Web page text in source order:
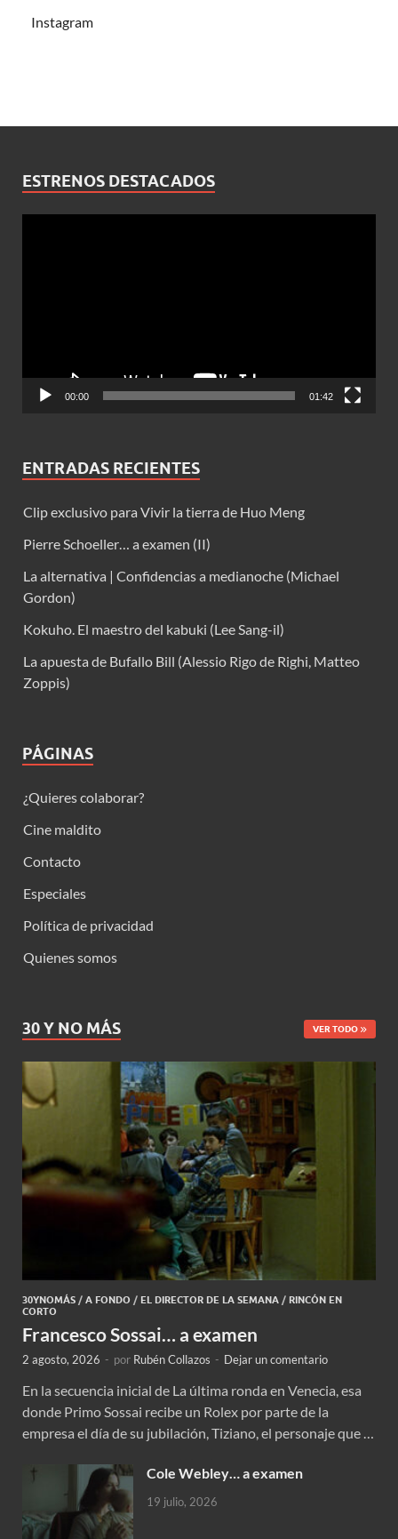
Instagram
ESTRENOS DESTACADOS
00:00 01:42
ENTRADAS RECIENTES
Clip exclusivo para Vivir la tierra de Huo Meng
Pierre Schoeller… a examen (II)
La alternativa | Confidencias a medianoche (Michael
Gordon)
Kokuho. El maestro del kabuki (Lee Sang-il)
La apuesta de Bufallo Bill (Alessio Rigo de Righi, Matteo
Zoppis)
PÁGINAS
¿Quieres colaborar?
Cine maldito
Contacto
Especiales
Política de privacidad
Quienes somos
30 Y NO MÁS VER TODO
30YNOMÁS / A FONDO / EL DIRECTOR DE LA SEMANA / RINCÓN EN
CORTO
Francesco Sossai… a examen
2 agosto, 2026 - por Rubén Collazos - Dejar un comentario
En la secuencia inicial de La última ronda en Venecia, esa
donde Primo Sossai recibe un Rolex por parte de la
empresa el día de su jubilación, Tiziano, el personaje que …
Cole Webley… a examen
19 julio, 2026